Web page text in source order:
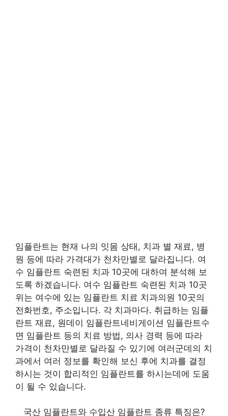
임플란트는 현재 나의 잇몸 상태, 치과 별 재료, 병
원 등에 따라 가격대가 천차만별로 달라집니다. 여
수 임플란트 숙련된 치과 10곳에 대하여 분석해 보
도록 하겠습니다. 여수 임플란트 숙련된 치과 10곳
위는 여수에 있는 임플란트 치료 치과의원 10곳의
전화번호, 주소입니다. 각 치과마다. 취급하는 임플
란트 재료, 원데이 임플란트네비게이션 임플란트수
면 임플란트 등의 치료 방법, 의사 경력 등에 따라
가격이 천차만별로 달라질 수 있기에 여러군데의 치
과에서 여러 정보를 확인해 보신 후에 치과를 결정
하시는 것이 합리적인 임플란트를 하시는데에 도움
이 될 수 있습니다.
국산 임플란트와 수입산 임플란트 종류 특징은?